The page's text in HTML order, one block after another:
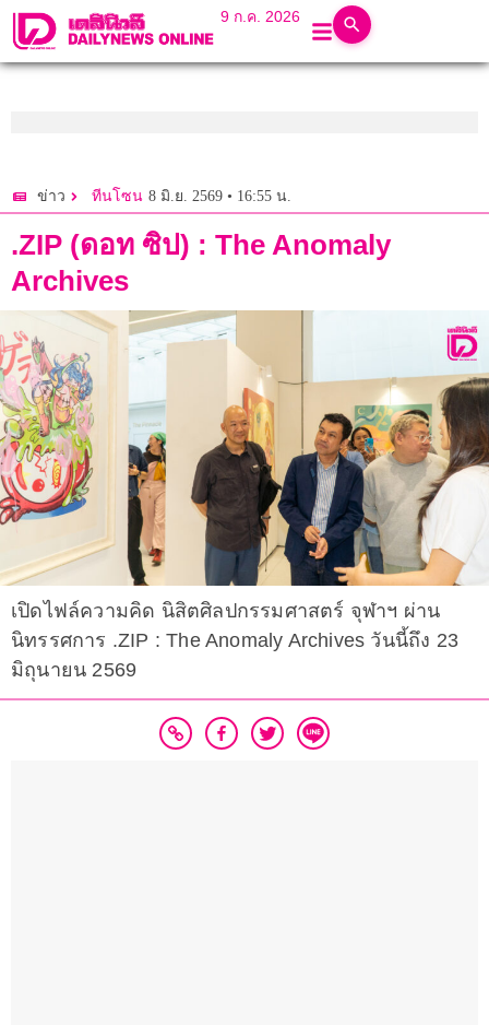
9 ก.ค. 2026
ข่าว ทีนโซน 8 มิ.ย. 2569 • 16:55 น.
.ZIP (ดอท ซิป) : The Anomaly
Archives
เปิดไฟล์ความคิด นิสิตศิลปกรรมศาสตร์ จุฬาฯ ผ่าน
นิทรรศการ .ZIP : The Anomaly Archives วันนี้ถึง 23
มิถุนายน 2569